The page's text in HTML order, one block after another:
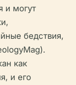
и могут
бедствия,
как
и его